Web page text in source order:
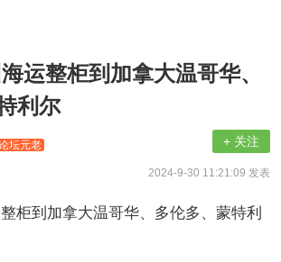
运整柜到加拿大温哥华、
利尔
坛元老 + 关注
2024-9-30 11:21:09 发表
柜到加拿大温哥华、多伦多、蒙特利